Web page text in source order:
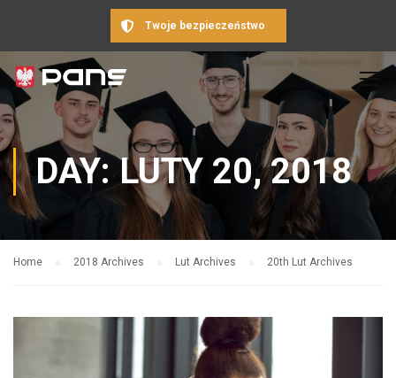
Twoje bezpieczeństwo
DAY: LUTY 20, 2018
Home 2018 Archives Lut Archives 20th Lut Archives